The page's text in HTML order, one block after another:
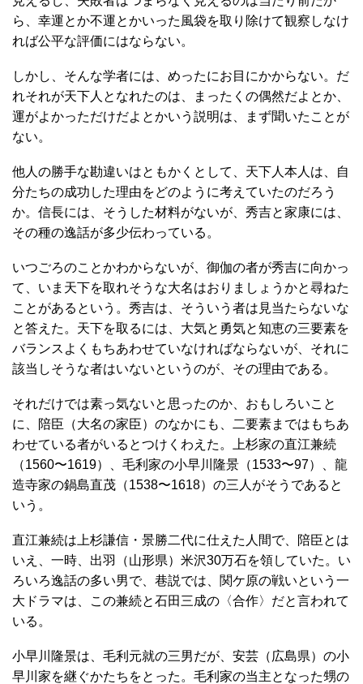
ら、幸運とか不運とかいった風袋を取り除けて観察しなけ
れば公平な評価にはならない。
しかし、そんな学者には、めったにお目にかからない。だ
れそれが天下人となれたのは、まったくの偶然だよとか、
運がよかっただけだよとかいう説明は、まず聞いたことが
ない。
他人の勝手な勘違いはともかくとして、天下人本人は、自
分たちの成功した理由をどのように考えていたのだろう
か。信長には、そうした材料がないが、秀吉と家康には、
その種の逸話が多少伝わっている。
いつごろのことかわからないが、御伽の者が秀吉に向かっ
て、いま天下を取れそうな大名はおりましょうかと尋ねた
ことがあるという。秀吉は、そういう者は見当たらないな
と答えた。天下を取るには、大気と勇気と知恵の三要素を
バランスよくもちあわせていなければならないが、それに
該当しそうな者はいないというのが、その理由である。
それだけでは素っ気ないと思ったのか、おもしろいこと
に、陪臣（大名の家臣）のなかにも、二要素まではもちあ
わせている者がいるとつけくわえた。上杉家の直江兼続
（1560〜1619）、毛利家の小早川隆景（1533〜97）、龍
造寺家の鍋島直茂（1538〜1618）の三人がそうであると
いう。
直江兼続は上杉謙信・景勝二代に仕えた人間で、陪臣とは
いえ、一時、出羽（山形県）米沢30万石を領していた。い
ろいろ逸話の多い男で、巷説では、関ケ原の戦いという一
大ドラマは、この兼続と石田三成の〈合作〉だと言われて
いる。
小早川隆景は、毛利元就の三男だが、安芸（広島県）の小
早川家を継ぐかたちをとった。毛利家の当主となった甥の